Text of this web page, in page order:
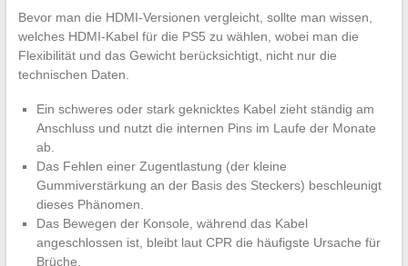
Bevor man die HDMI-Versionen vergleicht, sollte man wissen,
welches HDMI-Kabel für die PS5 zu wählen, wobei man die
Flexibilität und das Gewicht berücksichtigt, nicht nur die
technischen Daten.
Ein schweres oder stark geknicktes Kabel zieht ständig am
Anschluss und nutzt die internen Pins im Laufe der Monate
ab.
Das Fehlen einer Zugentlastung (der kleine
Gummiverstärkung an der Basis des Steckers) beschleunigt
dieses Phänomen.
Das Bewegen der Konsole, während das Kabel
angeschlossen ist, bleibt laut CPR die häufigste Ursache für
Brüche.